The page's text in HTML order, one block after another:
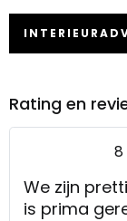
Rating en
8
We zijn
is prima